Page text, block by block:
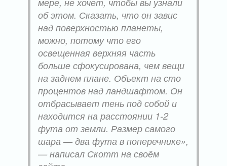
об этом. Сказать, что он завис
над поверхностью планеты,
можно, потому что его
освещенная верхняя часть
больше сфокусирована, чем вещи
на заднем плане. Объект на сто
процентов над ландшафтом. Он
отбрасывает тень под собой и
находится на расстоянии 1-2
фута от земли. Размер самого
шара — два фута в поперечнике»,
— написал Скотт на своём